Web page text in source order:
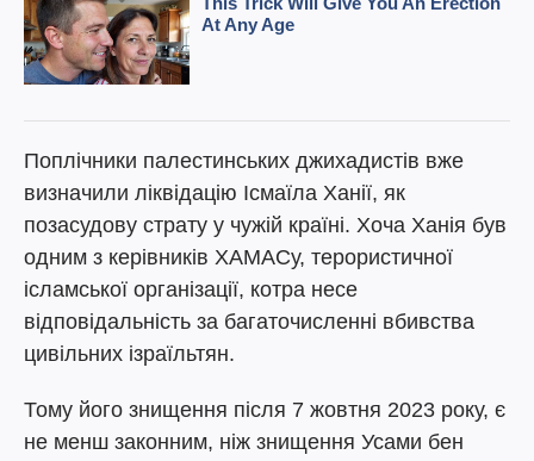
Поплічники палестинських джихадистів вже
визначили ліквідацію Ісмаїла Ханії, як
позасудову страту у чужій країні. Хоча Ханія був
одним з керівників ХАМАСу, терористичної
ісламської організації, котра несе
відповідальність за багаточисленні вбивства
цивільних ізраїльтян.
Тому його знищення після 7 жовтня 2023 року, є
не менш законним, ніж знищення Усами бен